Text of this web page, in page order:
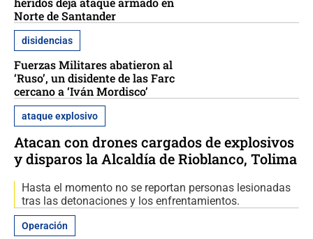
Norte de Santander
disidencias
Fuerzas Militares abatieron al
‘Ruso’, un disidente de las Farc
cercano a ‘Iván Mordisco’
ataque explosivo
Atacan con drones cargados de explosivos
y disparos la Alcaldía de Rioblanco, Tolima
Hasta el momento no se reportan personas lesionadas
tras las detonaciones y los enfrentamientos.
Operación